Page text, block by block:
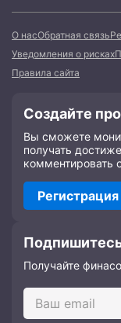
О насОбратная связь
Уведомления о рисках
Правила сайта
Создайте
Вы сможете
получать
комментировать
Регистрация
Получайте